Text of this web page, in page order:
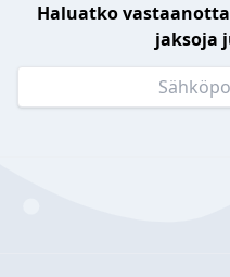
Haluatko
jaksoja